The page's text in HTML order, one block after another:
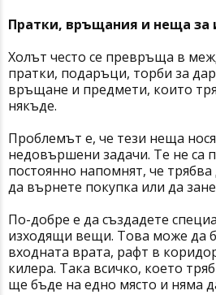
Пратки, връщания и неща за
Холът често се превръща в
пратки, подаръци, торби за
връщане и предмети, които
някъде.
Проблемът е, че тези неща
недовършени задачи. Те не са
постоянно напомнят, че
да върнете покупка или да
По-добре е да създадете
изходящи вещи. Това може да
входната врата, рафт в
килера. Така всичко, което
ще бъде на едно място и няма